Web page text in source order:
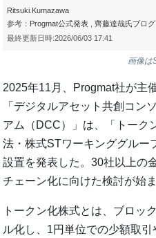
Ritsuki.Kumazawa
参考： Progmat公式発表, 齊藤達哉氏ブログ
最終更新日時:2026/06/03 17:41
画像は
2025年11月、Progmat社が主
「デジタルアセット共創コン
アム（DCC）」は、「トーク
法・株式STワーキンググルー
設置を発表した。30社以上の
チェーン化に向けた検討が始
トークン化株式とは、ブロッ
ル化し、1円単位での少額取